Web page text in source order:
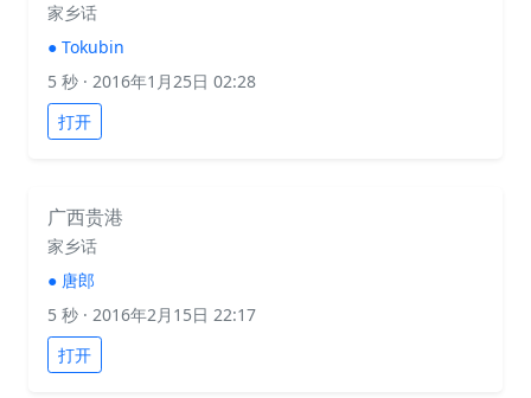
家乡话
● Tokubin
5 秒 · 2016年1月25日 02:28
打开
广西贵港
家乡话
● 唐郎
5 秒 · 2016年2月15日 22:17
打开